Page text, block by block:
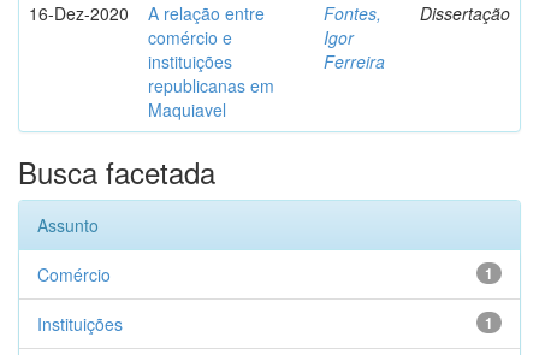
16-Dez-2020
A relação entre
comércio e
instituições
republicanas em
Maquiavel
Fontes,
Igor
Ferreira
Dissertação
Busca facetada
Assunto
1
Comércio
1
Instituições